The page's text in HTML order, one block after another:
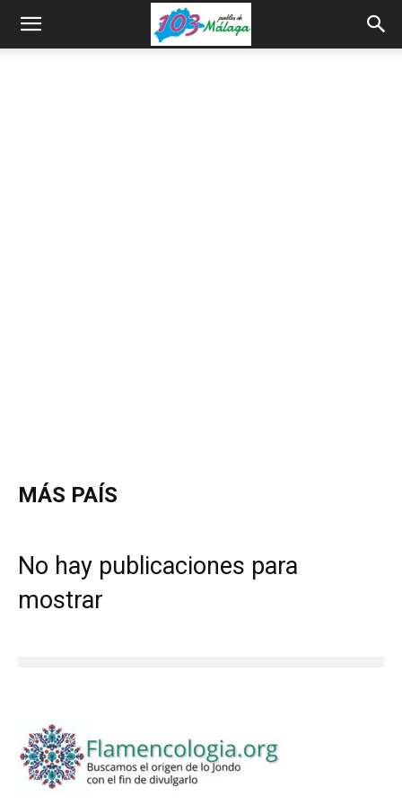
MÁS PAÍS
No hay publicaciones para
mostrar